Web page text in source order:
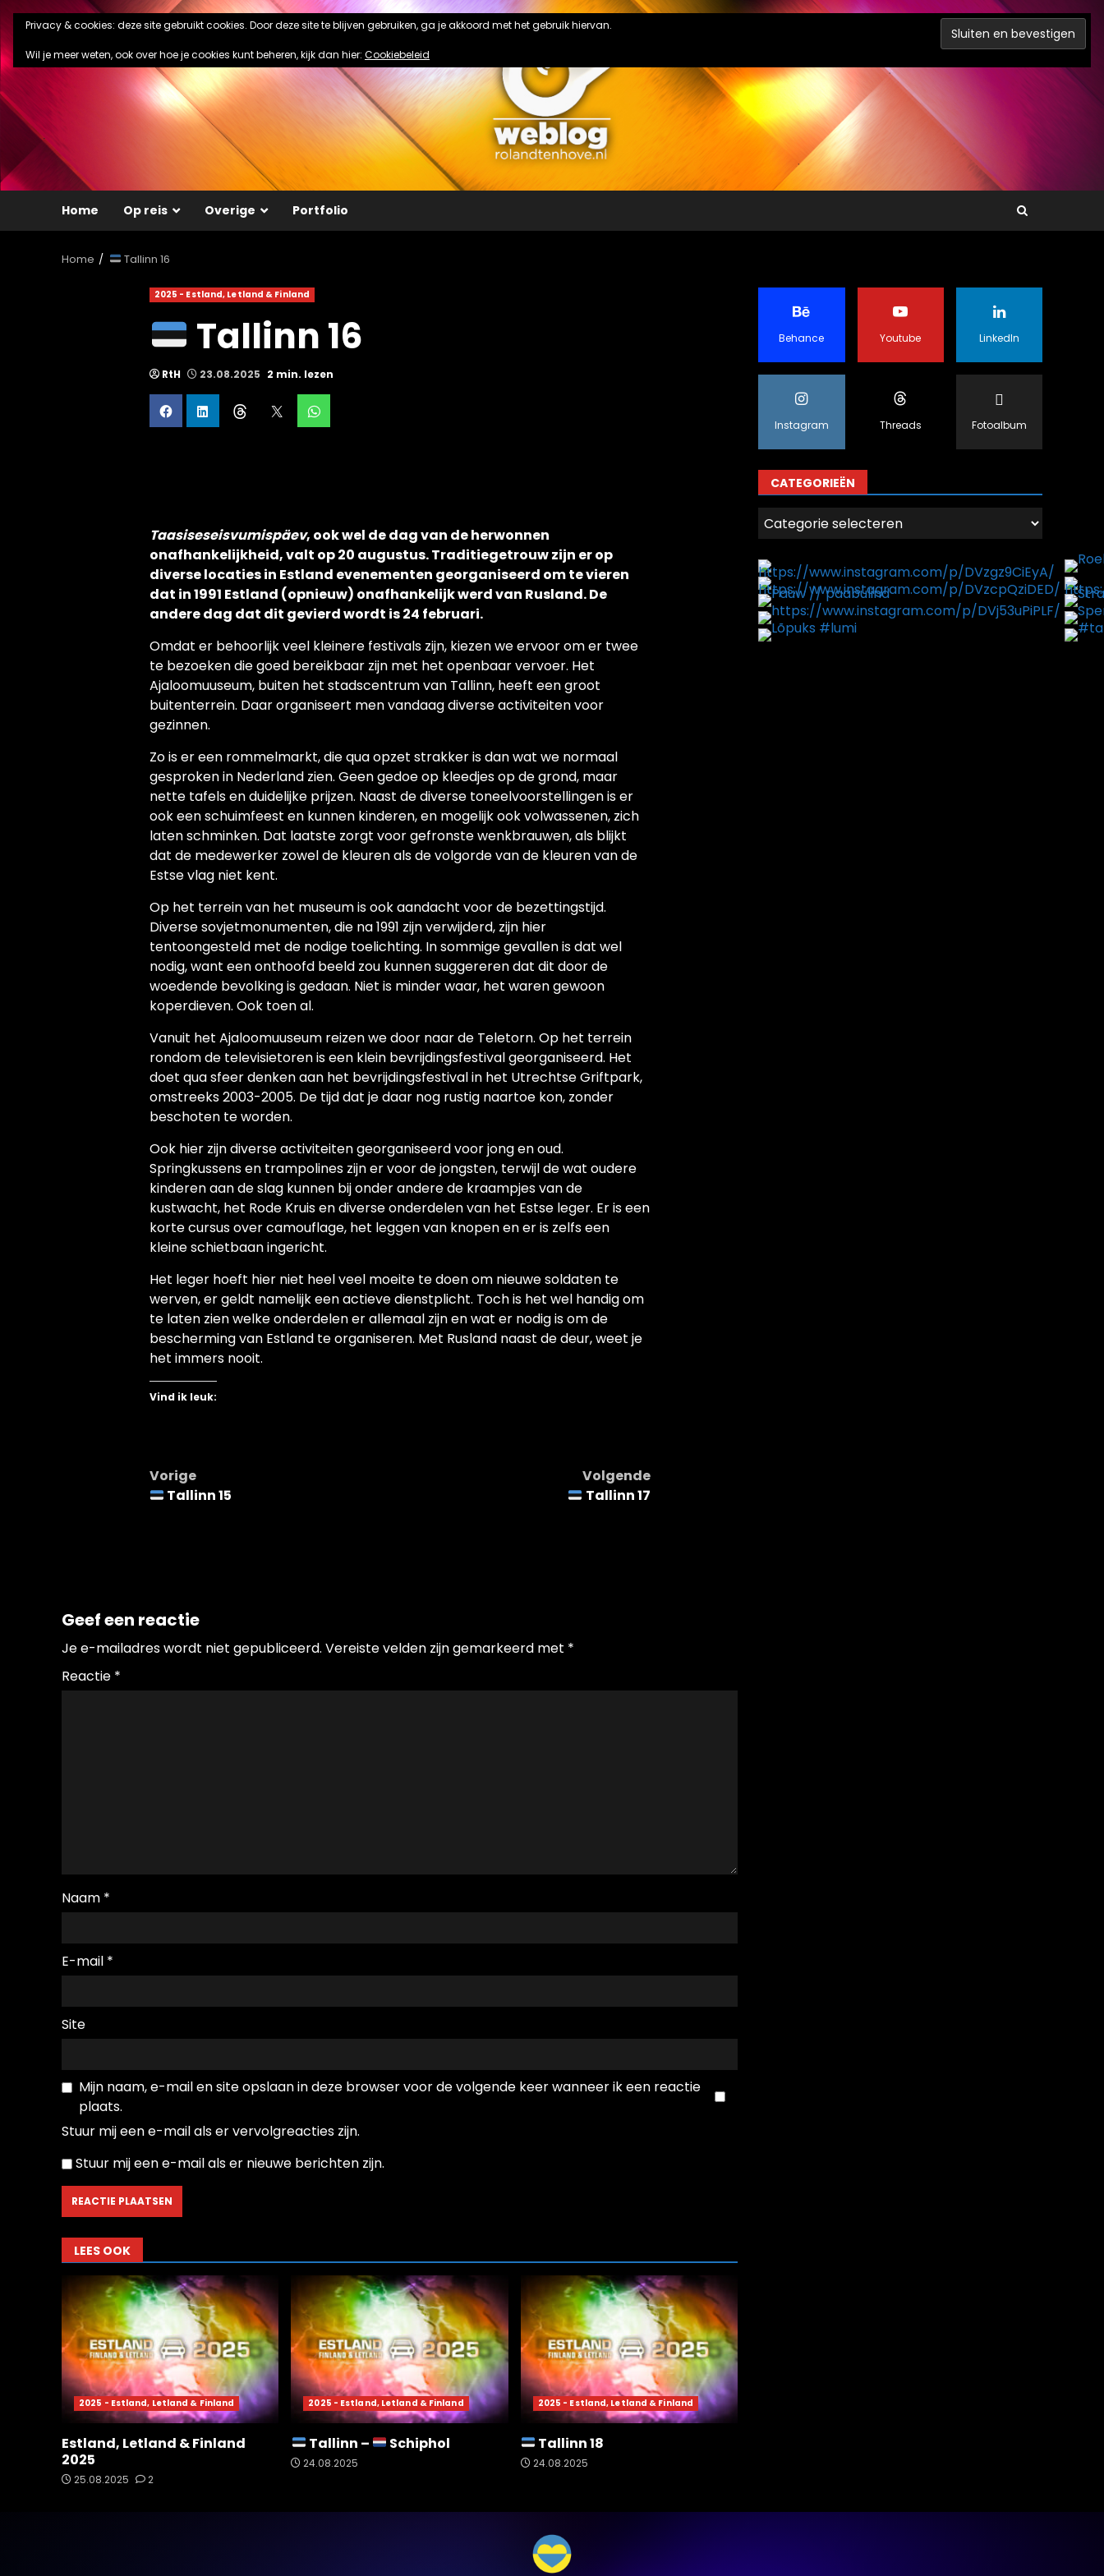
Ga
naar
de
inhoud
Home Op reis Overige Portfolio
Home Tallinn 16
2025 - Estland, Letland & Finland
Tallinn 16
RtH 23.08.2025 2 min. lezen
Taasiseseisvumispäev, ook wel de dag van de herwonnen
onafhankelijkheid, valt op 20 augustus. Traditiegetrouw zijn er op
diverse locaties in Estland evenementen georganiseerd om te vieren
dat in 1991 Estland (opnieuw) onafhankelijk werd van Rusland. De
andere dag dat dit gevierd wordt is 24 februari.
Omdat er behoorlijk veel kleinere festivals zijn, kiezen we ervoor om er twee
te bezoeken die goed bereikbaar zijn met het openbaar vervoer. Het
Ajaloomuuseum, buiten het stadscentrum van Tallinn, heeft een groot
buitenterrein. Daar organiseert men vandaag diverse activiteiten voor
gezinnen.
Zo is er een rommelmarkt, die qua opzet strakker is dan wat we normaal
gesproken in Nederland zien. Geen gedoe op kleedjes op de grond, maar
nette tafels en duidelijke prijzen. Naast de diverse toneelvoorstellingen is er
ook een schuimfeest en kunnen kinderen, en mogelijk ook volwassenen, zich
laten schminken. Dat laatste zorgt voor gefronste wenkbrauwen, als blijkt
dat de medewerker zowel de kleuren als de volgorde van de kleuren van de
Estse vlag niet kent.
Op het terrein van het museum is ook aandacht voor de bezettingstijd.
Diverse sovjetmonumenten, die na 1991 zijn verwijderd, zijn hier
tentoongesteld met de nodige toelichting. In sommige gevallen is dat wel
nodig, want een onthoofd beeld zou kunnen suggereren dat dit door de
woedende bevolking is gedaan. Niet is minder waar, het waren gewoon
koperdieven. Ook toen al.
Vanuit het Ajaloomuuseum reizen we door naar de Teletorn. Op het terrein
rondom de televisietoren is een klein bevrijdingsfestival georganiseerd. Het
doet qua sfeer denken aan het bevrijdingsfestival in het Utrechtse Griftpark,
omstreeks 2003-2005. De tijd dat je daar nog rustig naartoe kon, zonder
beschoten te worden.
Ook hier zijn diverse activiteiten georganiseerd voor jong en oud.
Springkussens en trampolines zijn er voor de jongsten, terwijl de wat oudere
kinderen aan de slag kunnen bij onder andere de kraampjes van de
kustwacht, het Rode Kruis en diverse onderdelen van het Estse leger. Er is een
korte cursus over camouflage, het leggen van knopen en er is zelfs een
kleine schietbaan ingericht.
Het leger hoeft hier niet heel veel moeite te doen om nieuwe soldaten te
werven, er geldt namelijk een actieve dienstplicht. Toch is het wel handig om
te laten zien welke onderdelen er allemaal zijn en wat er nodig is om de
bescherming van Estland te organiseren. Met Rusland naast de deur, weet je
het immers nooit.
Vind ik leuk:
Bericht
Vorige
Tallinn 15
Volgende
Tallinn 17
Geef een reactie
Je e-mailadres wordt niet gepubliceerd. Vereiste velden zijn gemarkeerd met *
Reactie *
Naam *
E-mail *
Site
Mijn naam, e-mail en site opslaan in deze browser voor de volgende keer wanneer ik een reactie
plaats.
Stuur mij een e-mail als er vervolgreacties zijn.
Stuur mij een e-mail als er nieuwe berichten zijn.
LEES OOK
2025 - Estland, Letland & Finland
Estland, Letland & Finland
2025
25.08.2025 2
2025 - Estland, Letland & Finland
Tallinn – Schiphol
24.08.2025
2025 - Estland, Letland & Finland
Tallinn 18
24.08.2025
Behance Youtube LinkedIn
Instagram Threads Fotoalbum
CATEGORIEËN
Categorieën
Privacy & cookies: deze site gebruikt cookies. Door deze site te blijven gebruiken, ga je akkoord met het gebruik hiervan.
Wil je meer weten, ook over hoe je cookies kunt beheren, kijk dan hier: Cookiebeleid